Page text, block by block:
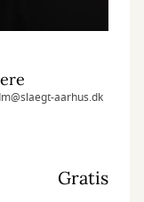
aarhus.dk
Gratis